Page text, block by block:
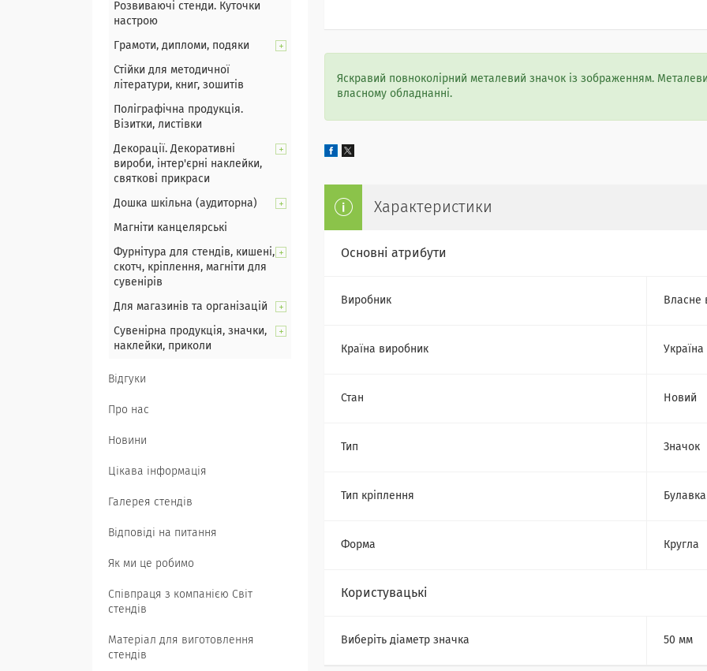
Яскравий повноколірний металевий значок із зображенням.
власному обладнанні.
Характеристики
Основні атрибути
Виробник Власне
Країна виробник Україна
Стан Новий
Тип Значок
Тип кріплення Булавка
Форма Кругла
Користувацькі
Виберіть діаметр значка 50 мм
Розвиваючі стенди. Куточки
настрою
Грамоти, дипломи, подяки
Стійки для методичної
літератури, книг, зошитів
Поліграфічна продукція.
Візитки, листівки
Декорації. Декоративні
вироби, інтер'єрні наклейки,
святкові прикраси
Дошка шкільна (аудиторна)
Магніти канцелярські
Фурнітура для стендів, кишені,
скотч, кріплення, магніти для
сувенірів
Для магазинів та організацій
Сувенірна продукція, значки,
наклейки, приколи
Відгуки
Про нас
Новини
Цікава інформація
Галерея стендів
Відповіді на питання
Як ми це робимо
Співпраця з компанією Світ
стендів
Матеріал для виготовлення
стендів